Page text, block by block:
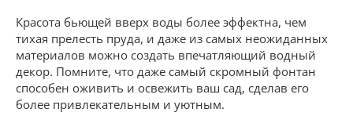
Красота бьющей вверх воды более эффектна, чем
тихая прелесть пруда, и даже из самых неожиданных
материалов можно создать впечатляющий водный
декор. Помните, что даже самый скромный фонтан
способен оживить и освежить ваш сад, сделав его
более привлекательным и уютным.